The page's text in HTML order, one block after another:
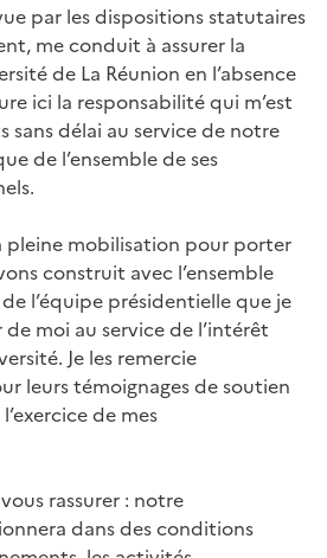
par les dispositions statutaires
me conduit à assurer la
de La Réunion en l’absence
ici la responsabilité qui m’est
sans délai au service de notre
de l’ensemble de ses
pleine mobilisation pour porter
construit avec l’ensemble
l’équipe présidentielle que je
moi au service de l’intérêt
Je les remercie
leurs témoignages de soutien
de mes
rassurer : notre
dans des conditions